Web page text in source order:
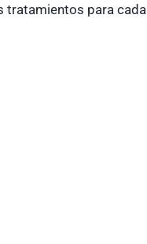
tratamientos para